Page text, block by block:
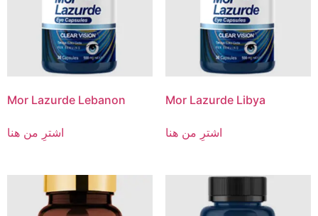
Mor Lazurde Lebanon
اشترِ من هنا
Mor Lazurde Libya
اشترِ من هنا